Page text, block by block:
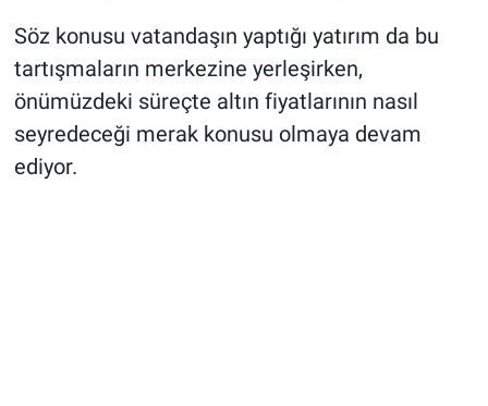
Söz konusu vatandaşın yaptığı yatırım da bu
tartışmaların merkezine yerleşirken,
önümüzdeki süreçte altın fiyatlarının nasıl
seyredeceği merak konusu olmaya devam
ediyor.